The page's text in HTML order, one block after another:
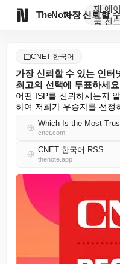
TheNote
제
품
에이
전트
CNET 한국어
가장 신뢰할 수 있는 인터
최고의 선택에 투표하세요
어떤 ISP를 신뢰하시는지
하여 저희가 우승자를 선정
cnet.com
CNET 한국어 RSS
thenote.app